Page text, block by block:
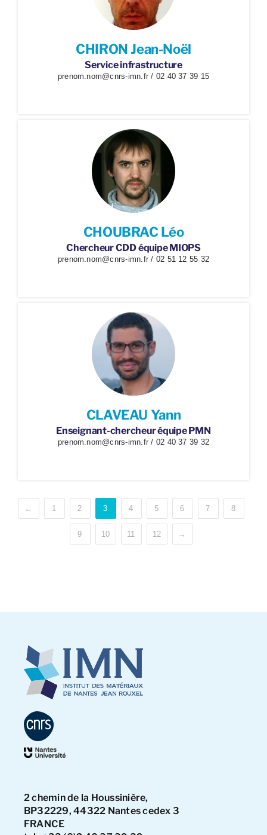
CHIRON Jean-Noël
Service infrastructure
prenom.nom@cnrs-imn.fr / 02 40 37 39 15
CHOUBRAC Léo
Chercheur CDD équipe MIOPS
prenom.nom@cnrs-imn.fr / 02 51 12 55 32
CLAVEAU Yann
Enseignant-chercheur équipe PMN
prenom.nom@cnrs-imn.fr / 02 40 37 39 32
← 1 2 3 4 5 6 7 8
9 10 11 12 →
2 chemin de la Houssinière,
BP32229, 44322 Nantes cedex 3
FRANCE